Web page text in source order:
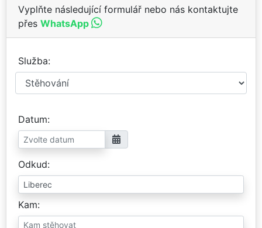
Vyplňte následující formulář nebo nás kontaktujte
přes WhatsApp
Služba
Datum
Odkud
Kam